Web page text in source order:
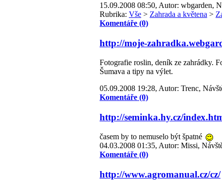
15.09.2008 08:50, Autor: wbgarden,
Rubrika: Vše > Zahrada a květena >
Komentáře (0)
http://moje-
Fotografie roslin, deník ze zahrádky.
Šumava a tipy na výlet.
05.09.2008 19:28, Autor: Trenc,
Komentáře (0)
http://seminka.hy.cz/
časem by to nemuselo být špatné
04.03.2008 01:35, Autor: Missi,
Komentáře (0)
http://www.agromanual.cz/cz/